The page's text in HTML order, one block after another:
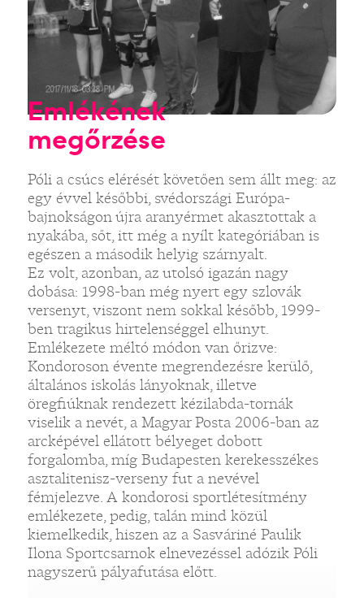
Emlékének
megőrzése
Póli a csúcs elérését követően sem állt meg: az
egy évvel későbbi, svédországi Európa-
bajnokságon újra aranyérmet akasztottak a
nyakába, sőt, itt még a nyílt kategóriában is
egészen a második helyig szárnyalt.
Ez volt, azonban, az utolsó igazán nagy
dobása: 1998-ban még nyert egy szlovák
versenyt, viszont nem sokkal később, 1999-
ben tragikus hirtelenséggel elhunyt.
Emlékezete méltó módon van őrizve:
Kondoroson évente megrendezésre kerülő,
általános iskolás lányoknak, illetve
öregfiúknak rendezett kézilabda-tornák
viselik a nevét, a Magyar Posta 2006-ban az
arcképével ellátott bélyeget dobott
forgalomba, míg Budapesten kerekesszékes
asztalitenisz-verseny fut a nevével
fémjelezve. A kondorosi sportlétesítmény
emlékezete, pedig, talán mind közül
kiemelkedik, hiszen az a Sasváriné Paulik
Ilona Sportcsarnok elnevezéssel adózik Póli
nagyszerű pályafutása előtt.